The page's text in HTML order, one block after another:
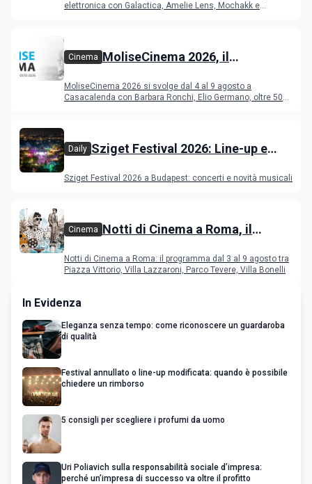
elettronica con Galactica, Amelie Lens, Mochakk e
Cinema MoliseCinema 2026, il
MoliseCinema 2026 si svolge dal 4 al 9 agosto a
Casacalenda con Barbara Ronchi, Elio Germano, oltre 50
Daily Sziget Festival 2026: Line-up e
Sziget Festival 2026 a Budapest: concerti e novità musicali
Cinema Notti di Cinema a Roma, il
Notti di Cinema a Roma: il programma dal 3 al 9 agosto tra
Piazza Vittorio, Villa Lazzaroni, Parco Tevere, Villa Bonelli
In Evidenza
Eleganza senza tempo: come riconoscere un guardaroba
di qualità
Festival annullato o line-up modificata: quando è possibile
chiedere un rimborso
5 consigli per scegliere i profumi da uomo
Uri Poliavich sulla responsabilità sociale d’impresa:
perché un’impresa di successo va oltre il profitto